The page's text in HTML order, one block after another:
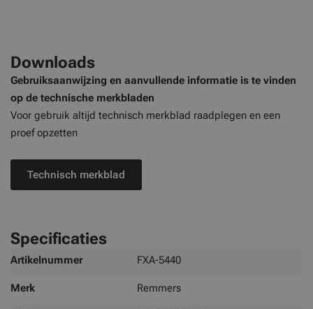
Downloads
Gebruiksaanwijzing en aanvullende informatie is te vinden
op de technische merkbladen
Voor gebruik altijd technisch merkblad raadplegen en een
proef opzetten
Technisch merkblad
Specificaties
Meer
Artikelnummer FXA-5440
Merk Remmers